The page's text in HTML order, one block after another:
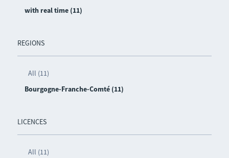
with real time (11)
REGIONS
All (11)
Bourgogne-Franche-Comté (11)
LICENCES
All (11)